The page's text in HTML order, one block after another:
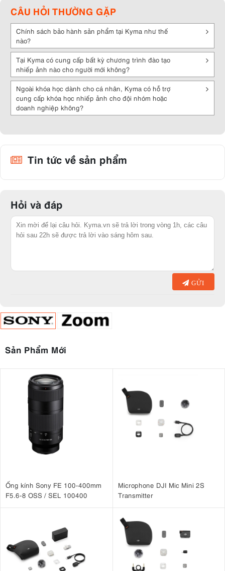
CÂU HỎI THƯỜNG GẶP
Chính sách bảo hành sản phẩm tại Kyma như thế
nào?
Tại Kyma có cung cấp bất kỳ chương trình đào tạo
nhiếp ảnh nào cho người mới không?
Ngoài khóa học dành cho cá nhân, Kyma có hỗ trợ
cung cấp khóa học nhiếp ảnh cho đội nhóm hoặc
doanh nghiệp không?
Tin tức về sản phẩm
Hỏi và đáp
GỬI
Sản Phẩm Mới
Ống kính Sony FE 100-400mm
F5.6-8 OSS / SEL 100400
Microphone DJI Mic Mini 2S
Transmitter